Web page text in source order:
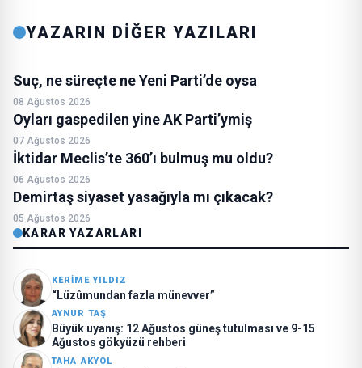
YAZARIN DİĞER YAZILARI
Suç, ne süreçte ne Yeni Parti’de oysa
08 Ağustos 2026
Oyları gaspedilen yine AK Parti’ymiş
07 Ağustos 2026
İktidar Meclis’te 360’ı bulmuş mu oldu?
06 Ağustos 2026
Demirtaş siyaset yasağıyla mı çıkacak?
05 Ağustos 2026
KARAR YAZARLARI
KERIME YILDIZ
“Lüzûmundan fazla münevver”
AYNUR TAŞ
Büyük uyanış: 12 Ağustos güneş tutulması ve 9-15
Ağustos gökyüzü rehberi
TAHA AKYOL